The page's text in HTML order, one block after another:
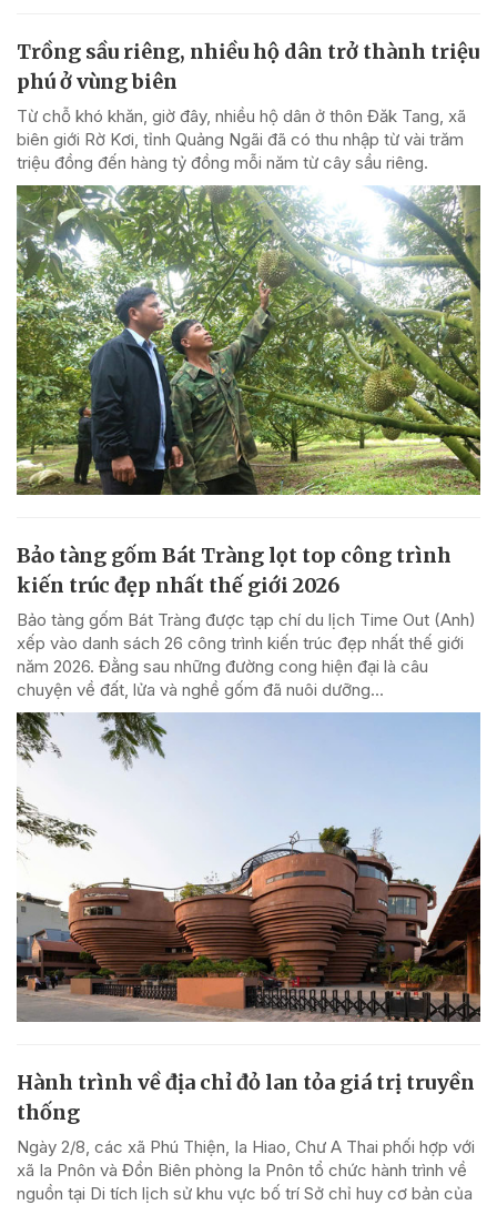
Trồng sầu riêng, nhiều hộ dân trở thành triệu
phú ở vùng biên
Từ chỗ khó khăn, giờ đây, nhiều hộ dân ở thôn Đăk Tang, xã
biên giới Rờ Kơi, tỉnh Quảng Ngãi đã có thu nhập từ vài trăm
triệu đồng đến hàng tỷ đồng mỗi năm từ cây sầu riêng.
Bảo tàng gốm Bát Tràng lọt top công trình
kiến trúc đẹp nhất thế giới 2026
Bảo tàng gốm Bát Tràng được tạp chí du lịch Time Out (Anh)
xếp vào danh sách 26 công trình kiến trúc đẹp nhất thế giới
năm 2026. Đằng sau những đường cong hiện đại là câu
chuyện về đất, lửa và nghề gốm đã nuôi dưỡng...
Hành trình về địa chỉ đỏ lan tỏa giá trị truyền
thống
Ngày 2/8, các xã Phú Thiện, Ia Hiao, Chư A Thai phối hợp với
xã Ia Pnôn và Đồn Biên phòng Ia Pnôn tổ chức hành trình về
nguồn tại Di tích lịch sử khu vực bố trí Sở chỉ huy cơ bản của